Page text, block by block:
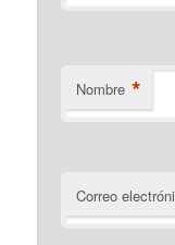
Nombre *
Correo